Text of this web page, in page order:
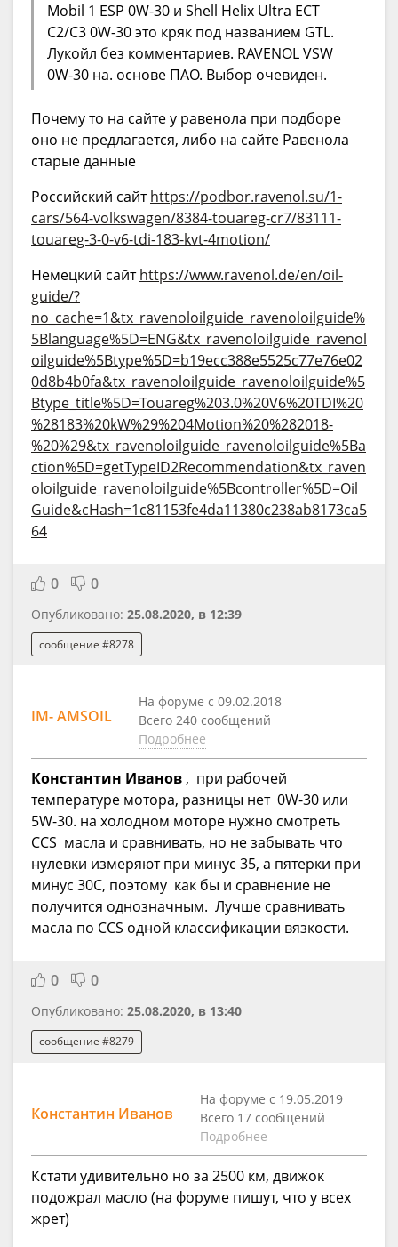
Mobil 1 ESP 0W-30 и Shell Helix Ultra ECT
C2/C3 0W-30 это кряк под названием GTL.
Лукойл без комментариев. RAVENOL VSW
0W-30 на. основе ПАО. Выбор очевиден.
Почему то на сайте у равенола при подборе
оно не предлагается, либо на сайте Равенола
старые данные
Российский сайтhttps://podbor.ravenol.su/1-
cars/564-volkswagen/8384-touareg-cr7/83111-
touareg-3-0-v6-tdi-183-kvt-4motion/
Немецкий сайтhttps://www.ravenol.de/en/oil-
guide/?
no_cache=1&tx_ravenoloilguide_ravenoloilguide%
5Blanguage%5D=ENG&tx_ravenoloilguide_ravenol
oilguide%5Btype%5D=b19ecc388e5525c77e76e02
0d8b4b0fa&tx_ravenoloilguide_ravenoloilguide%5
Btype_title%5D=Touareg%203.0%20V6%20TDI%20
%28183%20kW%29%204Motion%20%282018-
%20%29&tx_ravenoloilguide_ravenoloilguide%5Ba
ction%5D=getTypeID2Recommendation&tx_raven
oloilguide_ravenoloilguide%5Bcontroller%5D=Oil
Guide&cHash=1c81153fe4da11380c238ab8173ca5
64
0 0
Опубликовано: 25.08.2020, в 12:39
сообщение #8278
IM- AMSOIL
На форуме с 09.02.2018
Всего 240 сообщений
Подробнее
Константин Иванов , при рабочей
температуре мотора, разницы нет 0W-30 или
5W-30. на холодном моторе нужно смотреть
CCS масла и сравнивать, но не забывать что
нулевки измеряют при минус 35, а пятерки при
минус 30С, поэтому как бы и сравнение не
получится однозначным. Лучше сравнивать
масла по CCS одной классификации вязкости.
0 0
Опубликовано: 25.08.2020, в 13:40
сообщение #8279
Константин Иванов
На форуме с 19.05.2019
Всего 17 сообщений
Подробнее
Кстати удивительно но за 2500 км, движок
подожрал масло (на форуме пишут, что у всех
жрет)